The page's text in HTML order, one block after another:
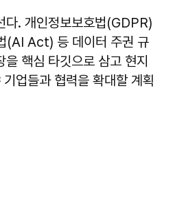
다. 개인정보보호법(GDPR)
(AI Act) 등 데이터 주권 규
핵심 타깃으로 삼고 현지
업들과 협력을 확대할 계획